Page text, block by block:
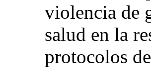
violencia de
salud en la
protocolos